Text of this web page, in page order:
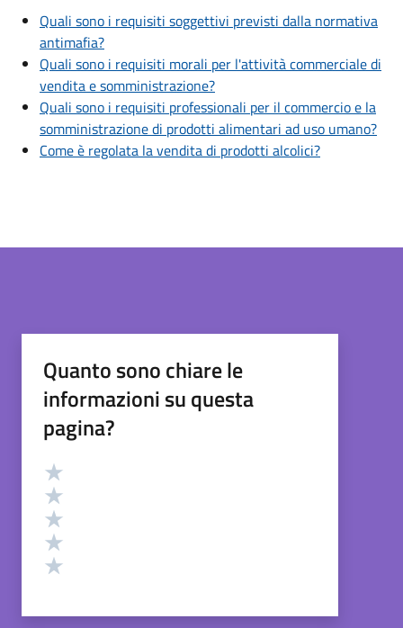
Quali sono i requisiti soggettivi previsti dalla normativa
antimafia?
Quali sono i requisiti morali per l'attività commerciale di
vendita e somministrazione?
Quali sono i requisiti professionali per il commercio e la
somministrazione di prodotti alimentari ad uso umano?
Come è regolata la vendita di prodotti alcolici?
Quanto sono chiare le
informazioni su questa
pagina?
Valutazione